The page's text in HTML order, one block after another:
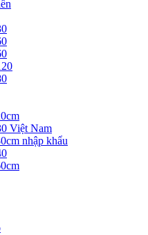
Việt Nam
nhập khẩu